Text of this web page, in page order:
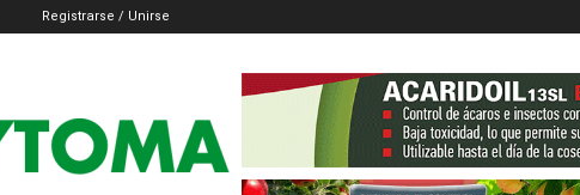
Registrarse / Unirse